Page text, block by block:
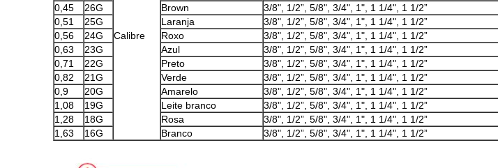
Calibre
0,45
26G Brown
3/8", 1/2”, 5/8", 3/4", 1", 1 1/4", 1 1/2”
0,51
25G Laranja
3/8", 1/2”, 5/8", 3/4", 1", 1 1/4", 1 1/2”
0,56
24G Roxo
3/8", 1/2”, 5/8", 3/4", 1", 1 1/4", 1 1/2”
0,63
23G Azul
3/8", 1/2”, 5/8", 3/4", 1", 1 1/4", 1 1/2”
0,71
22G Preto
3/8", 1/2”, 5/8", 3/4", 1", 1 1/4", 1 1/2”
0,82
21G Verde
3/8", 1/2”, 5/8", 3/4", 1", 1 1/4", 1 1/2”
0,9
20G Amarelo
3/8", 1/2”, 5/8", 3/4", 1", 1 1/4", 1 1/2”
1,08
19G Leite branco
3/8", 1/2”, 5/8", 3/4", 1", 1 1/4", 1 1/2”
1,28
18G Rosa
3/8", 1/2”, 5/8", 3/4", 1", 1 1/4", 1 1/2”
1,63
16G Branco 3/8", 1/2”, 5/8", 3/4", 1", 1 1/4", 1 1/2”